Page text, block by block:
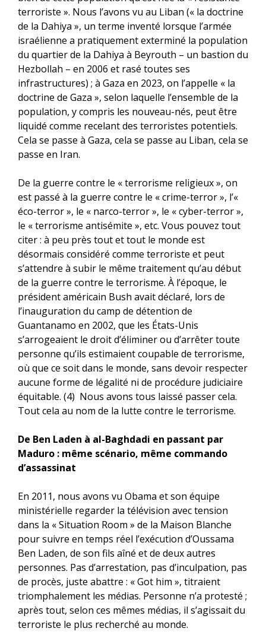
terroriste ». Nous l’avons vu au Liban (« la doctrine
de la Dahiya », un terme inventé lorsque l’armée
israélienne a pratiquement exterminé la population
du quartier de la Dahiya à Beyrouth – un bastion du
Hezbollah – en 2006 et rasé toutes ses
infrastructures) ; à Gaza en 2023, on l’appelle « la
doctrine de Gaza », selon laquelle l’ensemble de la
population, y compris les nouveau-nés, peut être
liquidé comme recelant des terroristes potentiels.
Cela se passe à Gaza, cela se passe au Liban, cela se
passe en Iran.
De la guerre contre le « terrorisme religieux », on
est passé à la guerre contre le « crime-terror », l’«
éco-terror », le « narco-terror », le « cyber-terror »,
le « terrorisme antisémite », etc. Vous pouvez tout
citer : à peu près tout et tout le monde est
désormais considéré comme terroriste et peut
s’attendre à subir le même traitement qu’au début
de la guerre contre le terrorisme. À l’époque, le
président américain Bush avait déclaré, lors de
l’inauguration du camp de détention de
Guantanamo en 2002, que les États-Unis
s’arrogeaient le droit d’éliminer ou d’arrêter toute
personne qu’ils estimaient coupable de terrorisme,
où que ce soit dans le monde, sans devoir respecter
aucune forme de légalité ni de procédure judiciaire
équitable. (4) Nous avons tous laissé passer cela.
Tout cela au nom de la lutte contre le terrorisme.
De Ben Laden à al-Baghdadi en passant par
Maduro : même scénario, même commando
d’assassinat
En 2011, nous avons vu Obama et son équipe
ministérielle regarder la télévision avec tension
dans la « Situation Room » de la Maison Blanche
pour suivre en temps réel l’exécution d’Oussama
Ben Laden, de son fils aîné et de deux autres
personnes. Pas d’arrestation, pas d’inculpation, pas
de procès, juste abattre : « Got him », titraient
triomphalement les médias. Personne n’a protesté ;
après tout, selon ces mêmes médias, il s’agissait du
terroriste le plus recherché au monde.